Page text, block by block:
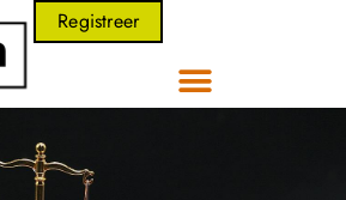
Registreer